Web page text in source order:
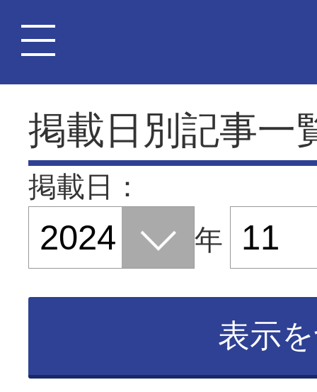
掲載日別記事一
掲載日：
年
表示